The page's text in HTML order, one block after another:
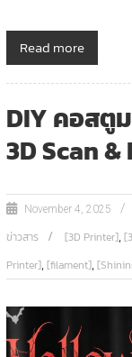
Read more
DIY คอสตู
3D Scan
November 4, 2025
ข่าวสาร [3D Printer],
Printer],[filament],